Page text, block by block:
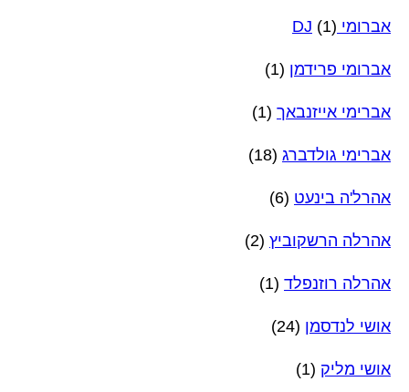
אברומי DJ (1)
אברומי פרידמן (1)
אברימי אייזנבאך (1)
אברימי גולדברג (18)
אהרל'ה בינעט (6)
אהרלה הרשקוביץ (2)
אהרלה רוזנפלד (1)
אושי לנדסמן (24)
אושי מליק (1)